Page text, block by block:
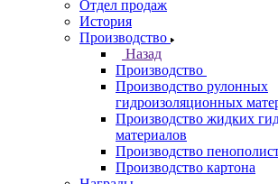
Отдел продаж
История
Производство
Назад
Производство
Производство рулонных
гидроизоляционных
Производство жидких
материалов
Производство
Производство картона